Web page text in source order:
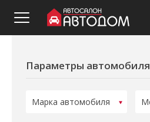
Параметры автомобиля